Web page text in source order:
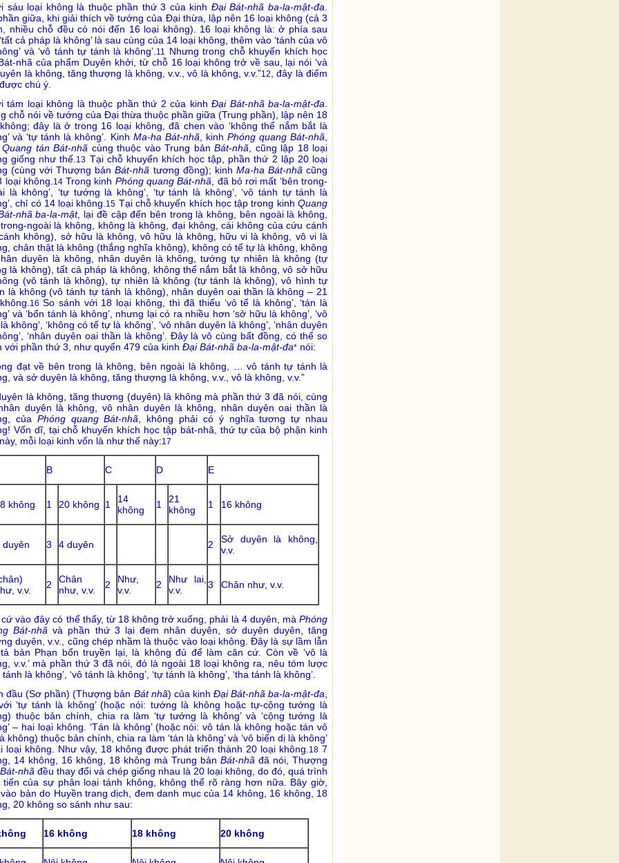
sáu loại không là thuộc phần thứ 3 của kinh Đại Bát-nhã ba-la-mật-đa
giữa, khi giải thích về tướng của Đại thừa, lập nên 16 loại không (cả 3
nhiều chỗ đều có nói đến 16 loại không). 16 loại không là: ở phía sau
cả pháp là không’ là sau cùng của 14 loại không, thêm vào ‘tánh của vô
và ‘vô tánh tự tánh là không’. 11 Nhưng trong chỗ khuyến khích học
nhã của phẩm Duyên khởi, từ chỗ 16 loại không trở về sau, lại nói ‘và
là không, tăng thượng là không, v.v., vô là không, v.v.”12
, đây là điểm
chú ý.
tám loại không là thuộc phần thứ 2 của kinhĐại Bát-nhã ba-la-mật-đa
chỗ nói về tướng của Đại thừa thuộc phần giữa (Trung phần), lập nên 18
đây là ở trong 16 loại không, đã chen vào ‘không thể nắm bắt là
và ‘tự tánh là không’. Kinh Ma-ha Bát-nhã, kinh Phóng quang Bát-nhã
Quang tán Bát-nhã cùng thuộc vào Trung bảnBát-nhã , cũng lập 18 loại
giống như thế. 13 Tại chỗ khuyến khích học tập, phần thứ 2 lập 20 loại
(cùng với Thượng bảnBát-nhã tương đồng); kinh Ma-ha Bát-nhãcũng
loại không. 14Trong kinh Phóng quang Bát-nhã , đã bỏ rơi mất ‘bên trong-
là không’, ‘tự tướng là không’, ‘tự tánh là không’, ‘vô tánh tự tánh là
chỉ có 14 loại không. 15 Tại chỗ khuyến khích học tập trong kinhQuang
nhã ba-la-mật, lại đề cập đến bên trong là không, bên ngoài là không,
ngoài là không, không là không, đại không, cái không của cứu cánh
không), sở hữu là không, vô hữu là không, hữu vi là không, vô vi là
chân thật là không (thắng nghĩa không), không có tế tự là không, không
duyên là không, nhân duyên là không, tướng tự nhiên là không (tự
là không), tất cả pháp là không, không thể nắm bắt là không, vô sở hữu
(vô tánh là không), tự nhiên là không (tự tánh là không), vô hình tự
là không (vô tánh tự tánh là không), nhân duyên oai thần là không – 21
16 So sánh với 18 loại không, thì đã thiếu ‘vô tế là không’, ‘tán là
và ‘bổn tánh là không’, nhưng lại có ra nhiều hơn ‘sở hữu là không’, ‘vô
không’, ‘không có tế tự là không’, ‘vô nhân duyên là không’, ‘nhân duyên
‘nhân duyên oai thần là không’. Đây là vô cùng bất đồng, có thể so
với phần thứ 3, như quyển 479 của kinh Đại Bát-nhã ba-la-mật-đa* nói:
đạt về bên trong là không, bên ngoài là không, … vô tánh tự tánh là
và sở duyên là không, tăng thượng là không, v.v., vô là không, v.v.”
là không, tăng thượng (duyên) là không mà phần thứ 3 đã nói, cùng
duyên là không, vô nhân duyên là không, nhân duyên oai thần là
của Phóng quang Bát-nhã , không phải có ý nghĩa tương tự nhau
Vốn dĩ, tại chỗ khuyến khích học tập bát-nhã, thứ tự của bộ phận kinh
mỗi loại kinh vốn là như thế này:17
B C D E
không 1 20 không 1
14
không
1
21
không
1 16 không
duyên 3 4 duyên 2
Sở duyên là không,
v.v.
v.v.
2
Chân
như, v.v.
2
Như,
v.v.
2
Như lai,
v.v.
3 Chân như, v.v.
vào đây có thể thấy, từ 18 không trở xuống, phải là 4 duyên, mà Phóng
Bát-nhã và phần thứ 3 lại đem nhân duyên, sở duyên duyên, tăng
duyên, v.v., cũng chép nhầm là thuộc vào loại không. Đây là sự lầm lẫn
bản Phạn bổn truyền lại, là không đủ để làm căn cứ. Còn về ‘vô là
v.v.’ mà phần thứ 3 đã nói, đó là ngoài 18 loại không ra, nêu tóm lược
tánh là không’, ‘vô tánh là không’, ‘tự tánh là không’, ‘tha tánh là không’.
đầu (Sơ phần) (Thượng bản Bát nhã) của kinh Đại Bát-nhã ba-la-mật-đa
‘tự tánh là không’ (hoặc nói: tướng là không hoặc tự-cộng tướng là
thuộc bản chính, chia ra làm ‘tự tướng là không’ và ‘cộng tướng là
– hai loại không. ‘Tán là không’ (hoặc nói: vô tán là không hoặc tán vô
không) thuộc bản chính, chia ra làm ‘tán là không’ và ‘vô biến dị là không’
loại không. Như vậy, 18 không được phát triển thành 20 loại không. 18 7
14 không, 16 không, 18 không mà Trung bản Bát-nhã đã nói, Thượng
Bát-nhã đều thay đổi và chép giống nhau là 20 loại không, do đó, quá trình
tiến của sự phân loại tánh không, không thể rõ ràng hơn nữa. Bây giờ,
bản do Huyền trang dịch, đem danh mục của 14 không, 16 không, 18
20 không so sánh như sau:
16 không 18 không 20 không